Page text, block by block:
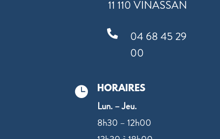
11 110 VINASSAN

04 68 45 29
00
 HORAIRES
Lun. – Jeu.
8h30 – 12h00